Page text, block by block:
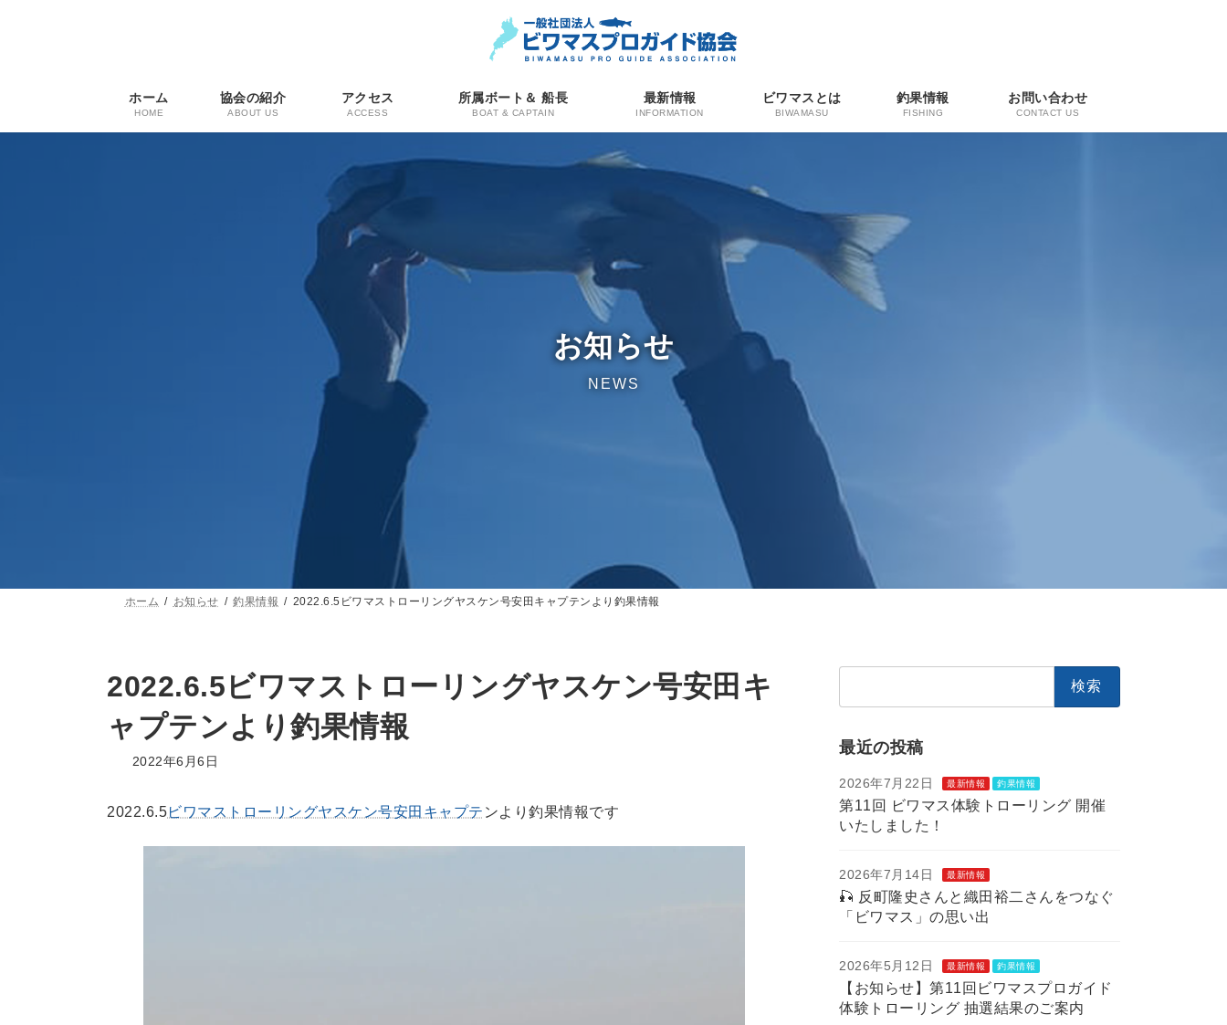
ホーム
HOME
協会の紹介
ABOUT US
アクセス
ACCESS
所属ボート＆ 船長
BOAT & CAPTAIN
最新情報
INFORMATION
ビワマスとは
BIWAMASU
釣果情報
FISHING
お問い合わせ
CONTACT US
お知らせ
NEWS
ホーム お知らせ 釣果情報 2022.6.5ビワマストローリングヤスケン号安田キャプテンより釣果情報
2022.6.5ビワマストローリングヤスケン号安田キ
ャプテンより釣果情報
2022年6月6日
2022.6.5ビワマストローリングヤスケン号安田キャプテ ンより釣果情報です
最近の投稿
2026年7月22日 最新情報 釣果情報
第11回 ビワマス体験トローリング 開催
いたしました！
2026年7月14日 最新情報
🎣 反町隆史さんと織田裕二さんをつなぐ
「ビワマス」の思い出
2026年5月12日 最新情報 釣果情報
【お知らせ】第11回ビワマスプロガイド
体験トローリング 抽選結果のご案内